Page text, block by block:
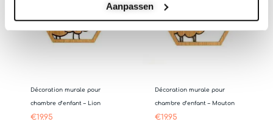
Aanpassen
Décoration murale pour
chambre d’enfant – Lion
€19.95
Décoration murale pour
chambre d’enfant – Mouton
€19.95